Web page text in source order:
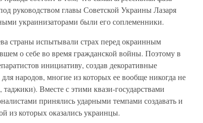
руководством главы Советской Украины Лазаря
украинизаторами были его соплеменники.
страны испытывали страх перед окраинным
о себе во время гражданской войны. Поэтому в
инициативу, создав декоративные
народов, многие из которых ее вообще никогда не
Вместе с этими квази-государствами
принялись ударными темпами создавать и
из которых оказались украинцы.